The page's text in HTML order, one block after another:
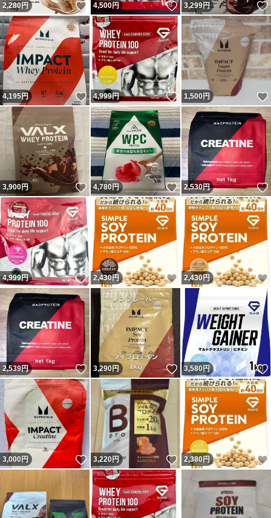
2,280円 いいね！
4,500円 いいね！
3,299円
4,195円 いいね！
4,999円 いいね！
1,500円
3,900円 いいね！
4,780円 いいね！
2,530円
4,999円 いいね！
2,430円 いいね！
2,430円
2,539円 いいね！
3,290円 いいね！
3,580円
3,000円 いいね！
3,220円 いいね！
2,380円